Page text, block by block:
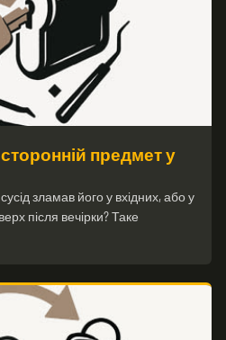
предмет у
зламав його у вхідних, або у
після вечірки? Таке